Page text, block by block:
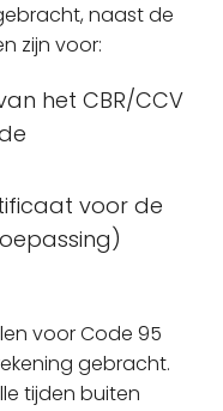
naast de
zijn voor:
het CBR/CCV
voor de
voor Code 95
gebracht.
tijden buiten